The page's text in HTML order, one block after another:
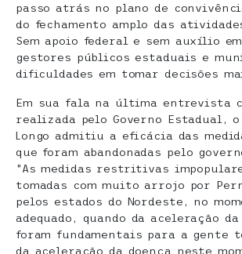
passo atrás no plano de
do fechamento amplo das
Sem apoio federal e sem auxílio
gestores públicos estaduais e
dificuldades em tomar decisões
Em sua fala na última entrevista
realizada pelo Governo Estadual,
Longo admitiu a eficácia das
que foram abandonadas pelo
“As medidas restritivas
tomadas com muito arrojo por
pelos estados do Nordeste, no
adequado, quando da aceleração da
foram fundamentais para a gente
da aceleração da doença neste